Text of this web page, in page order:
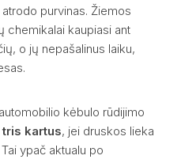
purvinas. Žiemos
chemikalai kaupiasi ant
o jų nepašalinus laiku,
kėbulo rūdijimo
tris kartus, jei druskos lieka
ypač aktualu po